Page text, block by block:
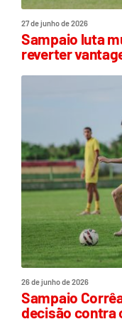
27 de junho de 2026
Sampaio luta
reverter
26 de junho de 2026
Sampaio
decisão contra